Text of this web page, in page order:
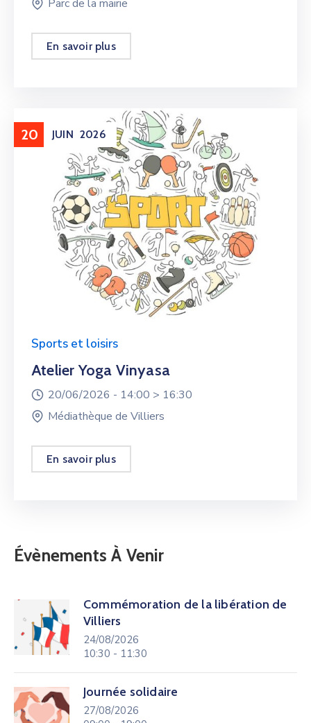
Parc de la mairie
En savoir plus
20 JUIN 2026
Sports et loisirs
Atelier Yoga Vinyasa
20/06/2026 - 14:00 > 16:30
Médiathèque de Villiers
En savoir plus
Évènements À Venir
Commémoration de la libération de
Villiers
24/08/2026
10:30 - 11:30
Journée solidaire
27/08/2026